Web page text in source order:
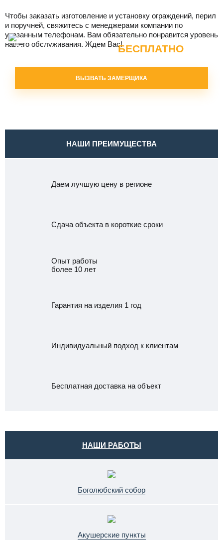
Чтобы заказать изготовление и установку ограждений, перил
и поручней, свяжитесь с менеджерами компании по
указанным телефонам. Вам обязательно понравится уровень
нашего обслуживания. Ждем Вас!
Вызвать замерщикаБЕСПЛАТНО
ВЫЗВАТЬ ЗАМЕРЩИКА
НАШИ ПРЕИМУЩЕСТВА
Даем лучшую цену в регионе
Сдача объекта в короткие сроки
Опыт работы
более 10 лет
Гарантия на изделия 1 год
Индивидуальный подход к клиентам
Бесплатная доставка на объект
НАШИ РАБОТЫ
Боголюбский собор
Акушерские пункты